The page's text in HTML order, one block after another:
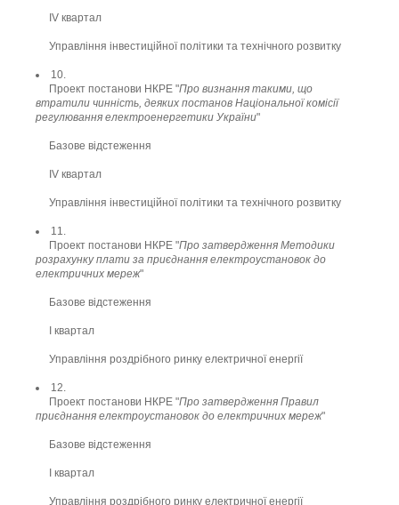
ІV квартал
Управління інвестиційної політики та технічного розвитку
10.
Проект постанови НКРЕ "Про визнання такими, що
втратили чинність, деяких постанов Національної комісії
регулювання електроенергетики України"
Базове відстеження
ІV квартал
Управління інвестиційної політики та технічного розвитку
11.
Проект постанови НКРЕ "Про затвердження Методики
розрахунку плати за приєднання електроустановок до
електричних мереж"
Базове відстеження
І квартал
Управління роздрібного ринку електричної енергії
12.
Проект постанови НКРЕ "Про затвердження Правил
приєднання електроустановок до електричних мереж"
Базове відстеження
І квартал
Управління роздрібного ринку електричної енергії